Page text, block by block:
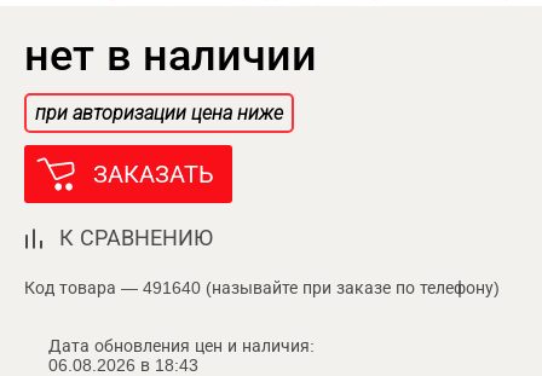
нет в наличии
при авторизации цена ниже
ЗАКАЗАТЬ
К СРАВНЕНИЮ
Код товара — 491640 (называйте при заказе по телефону)
Дата обновления цен и наличия:
06.08.2026 в 18:43